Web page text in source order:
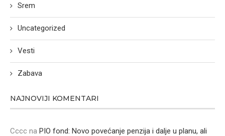
Srem
Uncategorized
Vesti
Zabava
NAJNOVIJI KOMENTARI
Cccc na PIO fond: Novo povećanje penzija i dalje u planu, ali